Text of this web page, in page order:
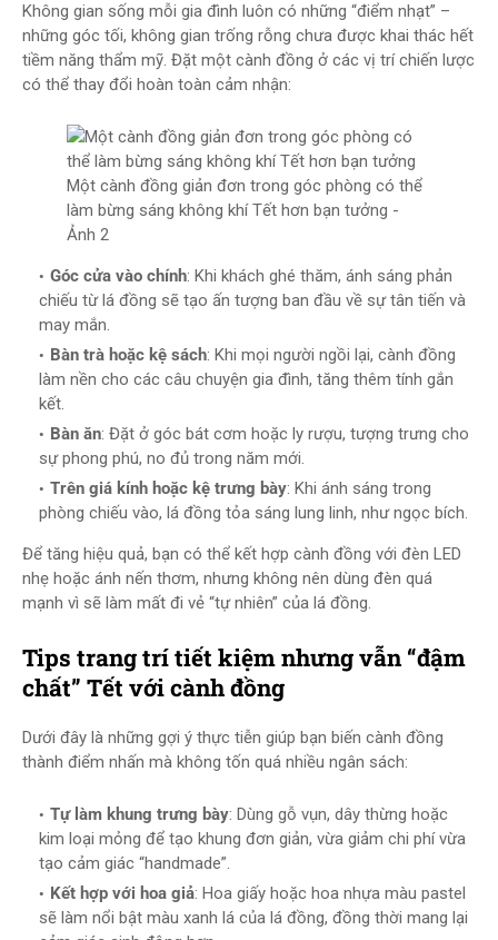
Không gian sống mỗi gia đình luôn có những “điểm nhạt” –
những góc tối, không gian trống rỗng chưa được khai thác hết
tiềm năng thẩm mỹ. Đặt một cành đồng ở các vị trí chiến lược
có thể thay đổi hoàn toàn cảm nhận:
Một cành đồng giản đơn trong góc phòng có thể
làm bừng sáng không khí Tết hơn bạn tưởng -
Ảnh 2
Góc cửa vào chính: Khi khách ghé thăm, ánh sáng phản
chiếu từ lá đồng sẽ tạo ấn tượng ban đầu về sự tân tiến và
may mắn.
Bàn trà hoặc kệ sách: Khi mọi người ngồi lại, cành đồng
làm nền cho các câu chuyện gia đình, tăng thêm tính gắn
kết.
Bàn ăn: Đặt ở góc bát cơm hoặc ly rượu, tượng trưng cho
sự phong phú, no đủ trong năm mới.
Trên giá kính hoặc kệ trưng bày: Khi ánh sáng trong
phòng chiếu vào, lá đồng tỏa sáng lung linh, như ngọc bích.
Để tăng hiệu quả, bạn có thể kết hợp cành đồng với đèn LED
nhẹ hoặc ánh nến thơm, nhưng không nên dùng đèn quá
mạnh vì sẽ làm mất đi vẻ “tự nhiên” của lá đồng.
Tips trang trí tiết kiệm nhưng vẫn “đậm
chất” Tết với cành đồng
Dưới đây là những gợi ý thực tiễn giúp bạn biến cành đồng
thành điểm nhấn mà không tốn quá nhiều ngân sách:
Tự làm khung trưng bày: Dùng gỗ vụn, dây thừng hoặc
kim loại mỏng để tạo khung đơn giản, vừa giảm chi phí vừa
tạo cảm giác “handmade”.
Kết hợp với hoa giả: Hoa giấy hoặc hoa nhựa màu pastel
sẽ làm nổi bật màu xanh lá của lá đồng, đồng thời mang lại